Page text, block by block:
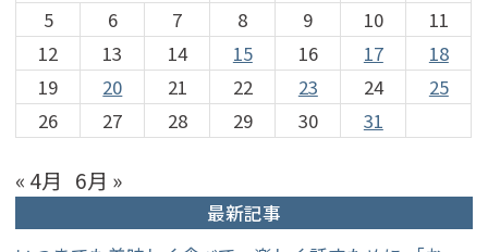
5
6 7 8 9 10
11
12
13 14 15 16 17
18
19
20 21 22 23 24
25
26
27 28 29 30 31
« 4月 6月 »
最新記事